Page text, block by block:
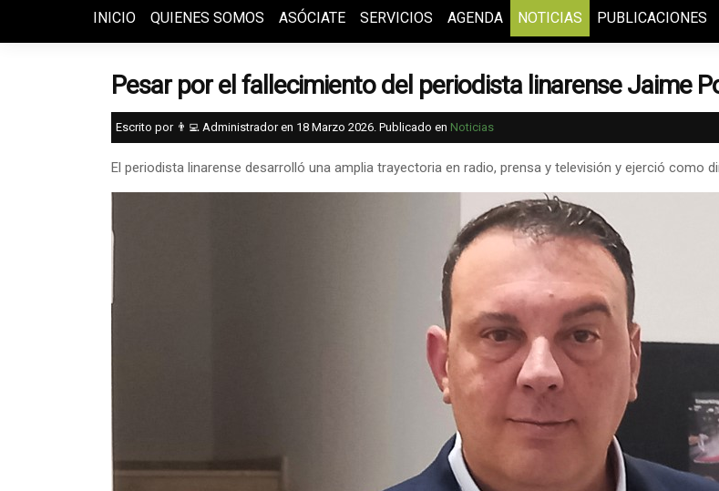
INICIO QUIENES SOMOS ASÓCIATE SERVICIOS AGENDA NOTICIAS PUBLICACIONES
Pesar por el fallecimiento del periodista linarense Jaime
Escrito por 👨‍💻 Administrador en 18 Marzo 2026. Publicado en Noticias
El periodista linarense desarrolló una amplia trayectoria en radio, prensa y televisión y ejerció como